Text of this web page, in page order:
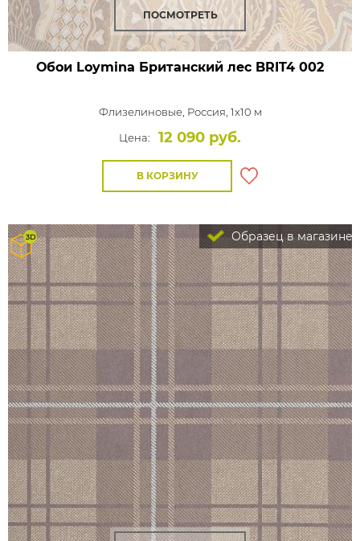
ПОСМОТРЕТЬ
Обои Loymina Британский лес BRIT4 002
Флизелиновые, Россия, 1x10 м
Цена:
12 090 руб.
В КОРЗИНУ
Образец в магазине